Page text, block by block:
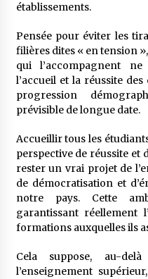
établissements.
Pensée pour éviter les
filières dites « en tension
qui l’accompagnent
l’accueil et la réussite
progression
prévisible de longue date.
Accueillir tous les
perspective de réussite et
rester un vrai projet de
de démocratisation et
notre pays. Cette
garantissant réellement
formations auxquelles ils
Cela suppose, au-­
l’enseignement